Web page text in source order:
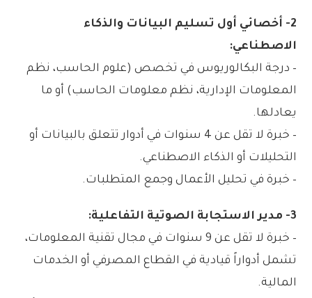
2- أخصائي أول تسليم البيانات والذكاء
الاصطناعي:
– درجة البكالوريوس في تخصص (علوم الحاسب، نظم
المعلومات الإدارية، نظم معلومات الحاسب) أو ما
يعادلها.
– خبرة لا تقل عن 4 سنوات في أدوار تتعلق بالبيانات أو
التحليلات أو الذكاء الاصطناعي.
– خبرة في تحليل الأعمال وجمع المتطلبات.
3- مدير الاستجابة الصوتية التفاعلية:
– خبرة لا تقل عن 9 سنوات في مجال تقنية المعلومات،
تشمل أدواراً قيادية في القطاع المصرفي أو الخدمات
المالية.